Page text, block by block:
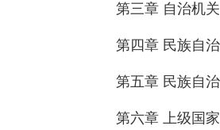
第三章 自治机关
第四章 民族自治
第五章 民族自治
第六章 上级国家